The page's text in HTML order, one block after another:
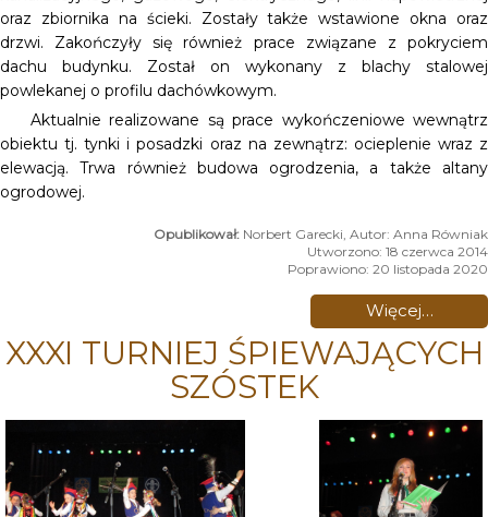
oraz zbiornika na ścieki. Zostały także wstawione okna oraz
drzwi. Zakończyły się również prace związane z pokryciem
dachu budynku. Został on wykonany z blachy stalowej
powlekanej o profilu dachówkowym.
Aktualnie realizowane są prace wykończeniowe wewnątrz
obiektu tj. tynki i posadzki oraz na zewnątrz: ocieplenie wraz z
elewacją. Trwa również budowa ogrodzenia, a także altany
ogrodowej.
Norbert Garecki, Autor: Anna Równiak
Utworzono: 18 czerwca 2014
Poprawiono: 20 listopada 2020
Więcej…
XXXI TURNIEJ ŚPIEWAJĄCYCH
SZÓSTEK